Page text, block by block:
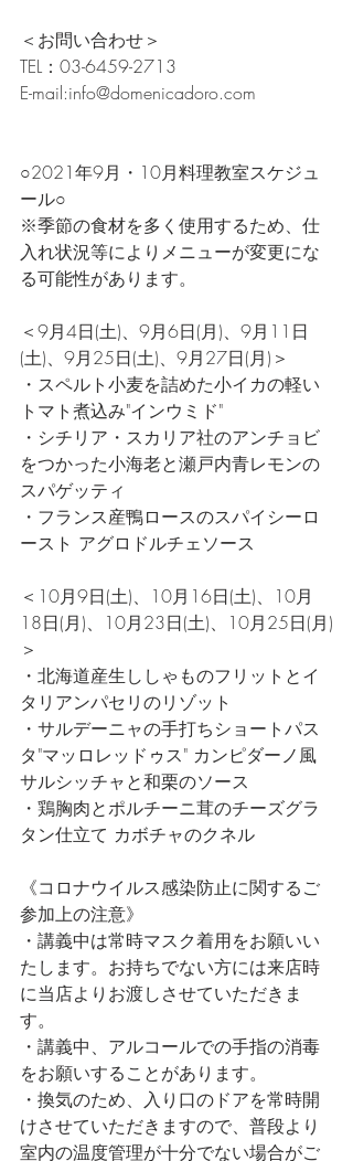
＜お問い合わせ＞
TEL：03-6459-2713
E-mail:info@domenicadoro.com
○2021年9月・10月料理教室スケジュ
ール○
※季節の食材を多く使用するため、仕
入れ状況等によりメニューが変更にな
る可能性があります。
＜9月4日(土)、9月6日(月)、9月11日
(土)、9月25日(土)、9月27日(月)＞
・スペルト小麦を詰めた小イカの軽い
トマト煮込み"インウミド"
・シチリア・スカリア社のアンチョビ
をつかった小海老と瀬戸内青レモンの
スパゲッティ
・フランス産鴨ロースのスパイシーロ
ースト アグロドルチェソース
＜10月9日(土)、10月16日(土)、10月
18日(月)、10月23日(土)、10月25日(月)
＞
・北海道産生ししゃものフリットとイ
タリアンパセリのリゾット
・サルデーニャの手打ちショートパス
タ"マッロレッドゥス" カンピダーノ風
サルシッチャと和栗のソース
・鶏胸肉とポルチーニ茸のチーズグラ
タン仕立て カボチャのクネル
《コロナウイルス感染防止に関するご
参加上の注意》
・講義中は常時マスク着用をお願いい
たします。お持ちでない方には来店時
に当店よりお渡しさせていただきま
す。
・講義中、アルコールでの手指の消毒
をお願いすることがあります。
・換気のため、入り口のドアを常時開
けさせていただきますので、普段より
室内の温度管理が十分でない場合がご